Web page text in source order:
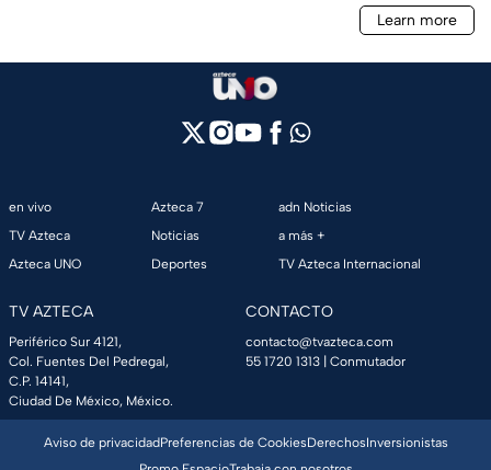
en vivo
TV Azteca
Azteca UNO
Azteca 7
Noticias
Deportes
adn Noticias
a más +
TV Azteca Internacional
TV AZTECA
Periférico Sur 4121,
Col. Fuentes Del Pedregal,
C.P. 14141,
Ciudad De México, México.
CONTACTO
contacto@tvazteca.com
55 1720 1313 | Conmutador
Aviso de privacidadPreferencias de CookiesDerechosInversionistas